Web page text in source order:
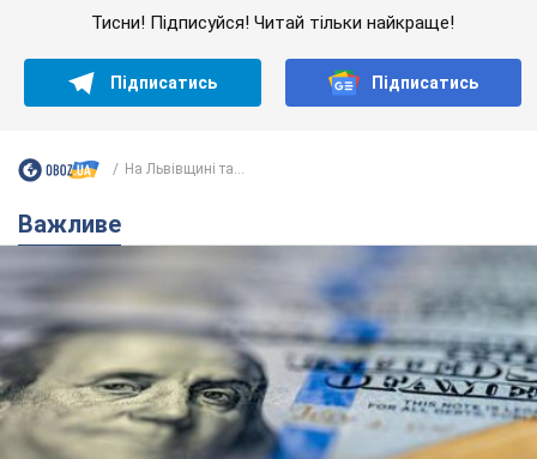
Тисни! Підписуйся! Читай тільки найкраще!
Підписатись Підписатись
На Львівщині та...
Важливе